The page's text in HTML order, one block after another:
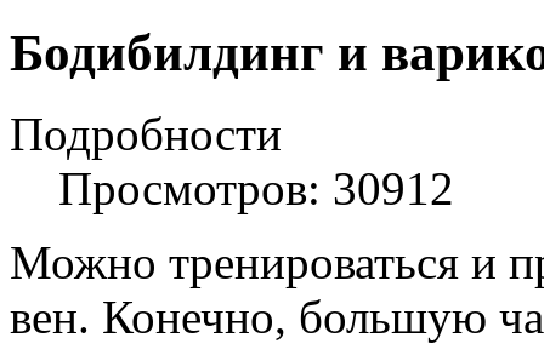
Бодибилдинг и
Подробности
Просмотров: 30912
Можно тренироваться и
вен. Конечно, большую